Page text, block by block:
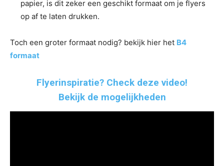
papier, is dit zeker een geschikt formaat om je flyers
op af te laten drukken.
Toch een groter formaat nodig? bekijk hier het B4
formaat
Flyerinspiratie? Check deze video!
Bekijk de mogelijkheden